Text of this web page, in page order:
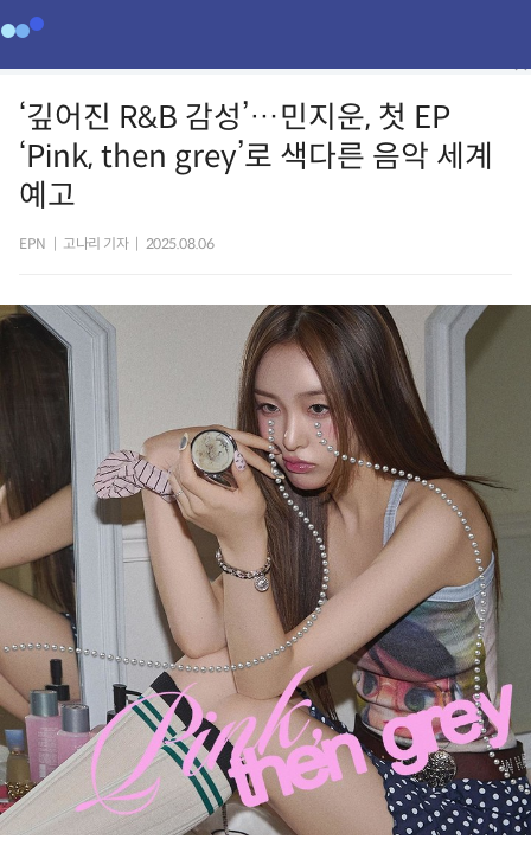
‘깊어진 R&B 감성’…민지운, 첫 EP
‘Pink, then grey’로 색다른 음악 세계
예고
EPN 고나리 기자 2025.08.06